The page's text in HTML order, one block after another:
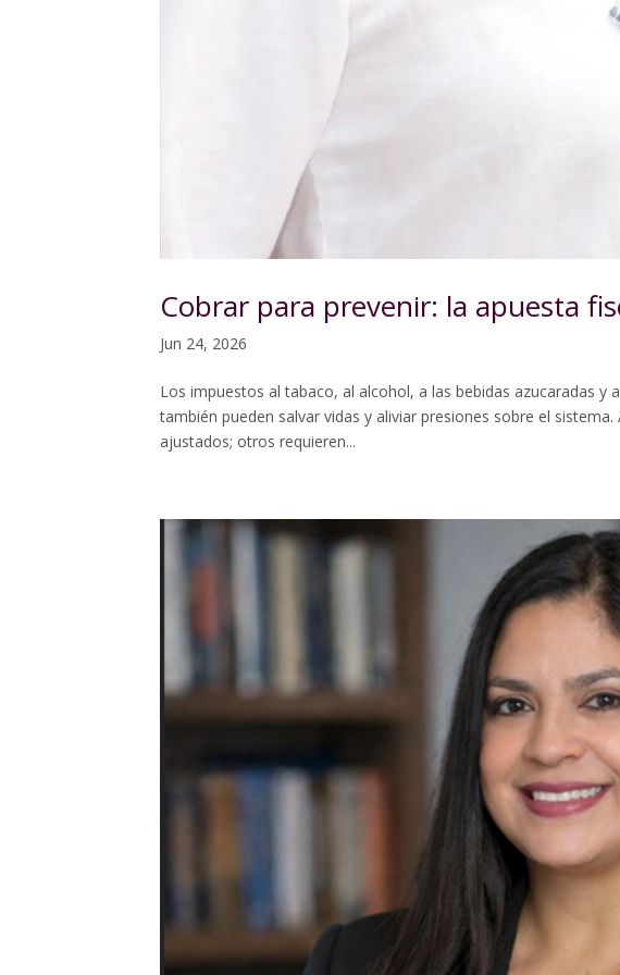
Cobrar para prevenir: la apuesta
Jun 24, 2026
Los impuestos al tabaco, al alcohol, a las bebidas azucaradas
también pueden salvar vidas y aliviar presiones sobre el
ajustados; otros requieren...